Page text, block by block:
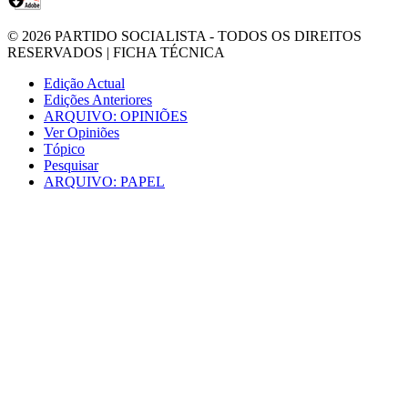
© 2026 PARTIDO SOCIALISTA - TODOS OS DIREITOS
RESERVADOS | FICHA TÉCNICA
Edição Actual
Edições Anteriores
ARQUIVO: OPINIÕES
Ver Opiniões
Tópico
Pesquisar
ARQUIVO: PAPEL